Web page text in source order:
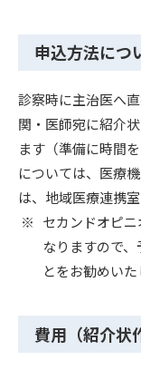
申込方法につ
診察時に主治医へ
関・医師宛に紹介
ます（準備に時間
については、医療
は、地域医療連携
セカンドオピ
なりますので
とをお勧めいた
費用（紹介状